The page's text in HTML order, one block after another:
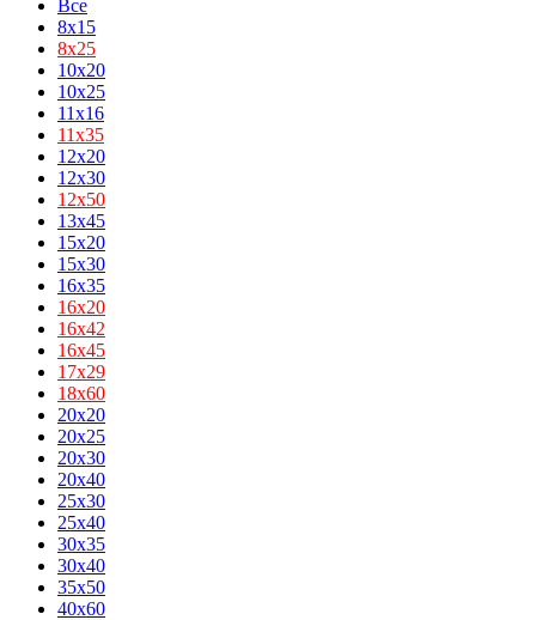
Все
8x15
8х25
10x20
10x25
11x16
11х35
12x20
12x30
12х50
13x45
15x20
15x30
16x35
16х20
16х42
16х45
17х29
18х60
20x20
20x25
20x30
20x40
25x30
25x40
30x35
30x40
35x50
40x60